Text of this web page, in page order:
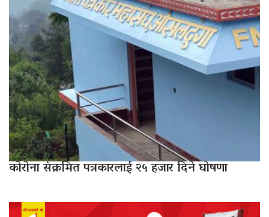
कोरोना संक्रमित पत्रकारलाई २५ हजार दिने घोषणा